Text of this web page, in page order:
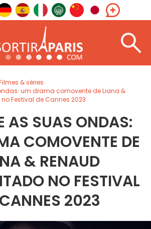
& séries
um drama comovente de Liana &
Festival de Cannes 2023
AS SUAS ONDAS:
COMOVENTE DE
& RENAUD
NO FESTIVAL
2023